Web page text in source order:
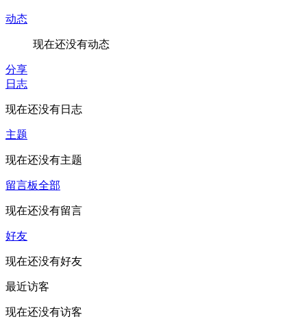
动态
现在还没有动态
分享
日志
现在还没有日志
主题
现在还没有主题
留言板全部
现在还没有留言
好友
现在还没有好友
最近访客
现在还没有访客